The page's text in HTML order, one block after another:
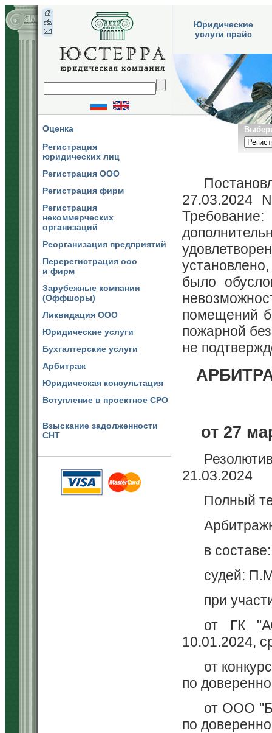
Оценка
Регистрация
юридических лиц
Регистрация ООО
Регистрация фирм
Регистрация
некоммерческих
организаций
Реорганизация предприятий
Перерегистрация ооо
и фирм
Зарубежные компании
(Оффшоры)
Ликвидация ООО
Юридические услуги
Бухгалтерские услуги
Арбитраж
Юридическая консультация
Вступление в проектное СРО
Взыскание задолженности
СНТ
Юридические
услуги прайс
27.03.2024
было
помещений
пожарной
не
от 27
21.03.2024
Полный
в
судей:
при
от ГК
10.01.2024,
от
по
от ООО
по